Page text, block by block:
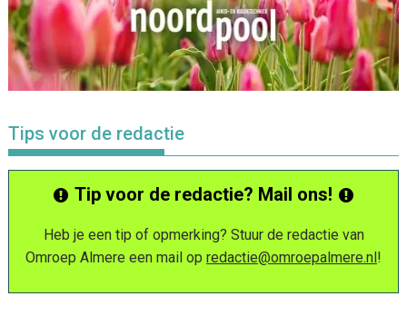
Tips voor de redactie
Tip voor de redactie? Mail ons!
Heb je een tip of opmerking? Stuur de redactie van
Omroep Almere een mail op redactie@omroepalmere.nl!